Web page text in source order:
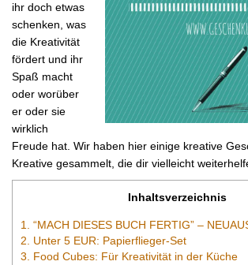
ihr doch etwas
schenken, was
die Kreativität
fördert und ihr
Spaß macht
oder worüber
er oder sie
wirklich
Freude hat. Wir haben hier einige kreative
Kreative gesammelt, die dir vielleicht
Inhaltsverzeichnis
1. “MACH DIESES BUCH FERTIG” –
2. Unter 5 EUR: Papierflieger-Set
3. Food Cubes: Für Kreativität in der Küche